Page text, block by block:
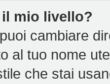
mio livello?
cambiare
al tuo nome
che stai